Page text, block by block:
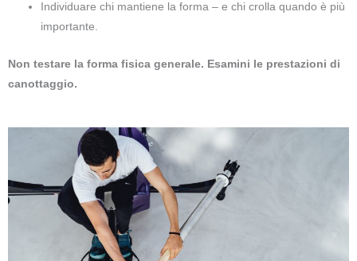
Individuare chi mantiene la forma – e chi crolla quando è più
importante.
Non testare la forma fisica generale. Esamini le prestazioni di
canottaggio.